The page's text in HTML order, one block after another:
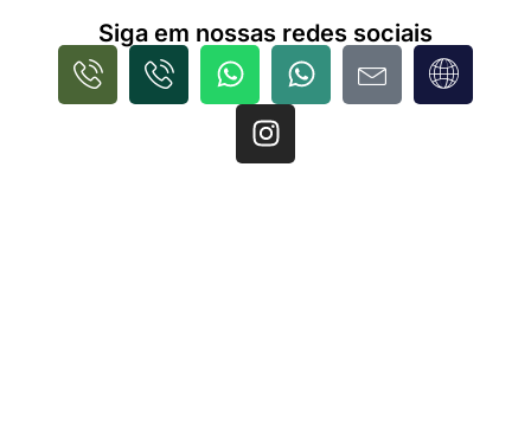
Siga em nossas redes sociais